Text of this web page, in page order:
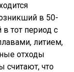
в 50-
тот период с
литием,
отходы
считают, что